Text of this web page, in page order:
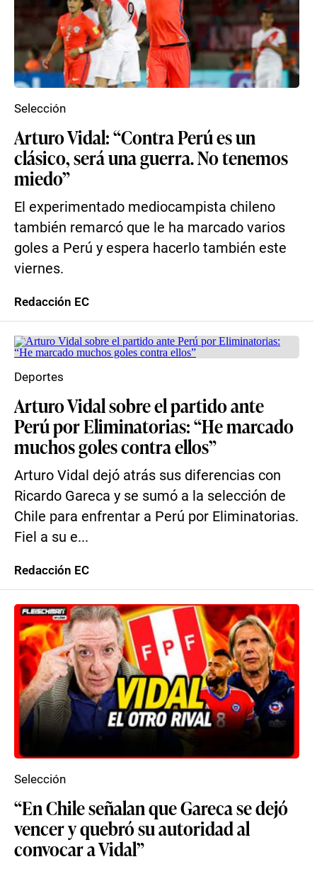
Arturo Vidal: “Contra Perú es un
clásico, será una guerra. No tenemos
miedo”
El experimentado mediocampista chileno
también remarcó que le ha marcado varios
goles a Perú y espera hacerlo también este
viernes.
Selección
Redacción EC
Arturo Vidal sobre el partido ante
Perú por Eliminatorias: “He marcado
muchos goles contra ellos”
Arturo Vidal dejó atrás sus diferencias con
Ricardo Gareca y se sumó a la selección de
Chile para enfrentar a Perú por Eliminatorias.
Fiel a su e...
Deportes
Redacción EC
“En Chile señalan que Gareca se dejó
vencer y quebró su autoridad al
convocar a Vidal”
Selección